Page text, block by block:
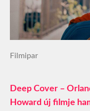
Filmipar
Deep Cover –
Howard új filmje